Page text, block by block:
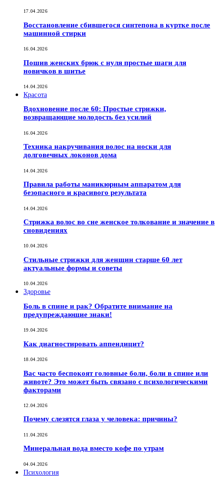
17.04.2026
Восстановление сбившегося синтепона в куртке после
машинной стирки
16.04.2026
Пошив женских брюк с нуля простые шаги для
новичков в шитье
14.04.2026
Красота
Вдохновение после 60: Простые стрижки,
возвращающие молодость без усилий
16.04.2026
Техника накручивания волос на носки для
долговечных локонов дома
14.04.2026
Правила работы маникюрным аппаратом для
безопасного и красивого результата
14.04.2026
Стрижка волос во сне женское толкование и значение в
сновидениях
10.04.2026
Стильные стрижки для женщин старше 60 лет
актуальные формы и советы
10.04.2026
Здоровье
Боль в спине и рак? Обратите внимание на
предупреждающие знаки!
19.04.2026
Как диагностировать аппендицит?
18.04.2026
Вас часто беспокоят головные боли, боли в спине или
животе? Это может быть связано с психологическими
факторами
12.04.2026
Почему слезятся глаза у человека: причины?
11.04.2026
Минеральная вода вместо кофе по утрам
04.04.2026
Психология